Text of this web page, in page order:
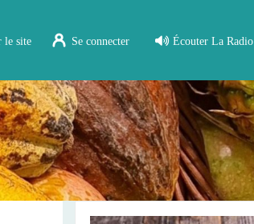
le site Se connecter Écouter La Radio